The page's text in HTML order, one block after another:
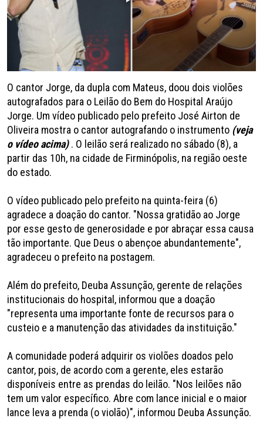
O cantor Jorge, da dupla com Mateus, doou dois violões
autografados para o Leilão do Bem do Hospital Araújo
Jorge. Um vídeo publicado pelo prefeito José Airton de
Oliveira mostra o cantor autografando o instrumento (veja
o vídeo acima). O leilão será realizado no sábado (8), a
partir das 10h, na cidade de Firminópolis, na região oeste
do estado.
O vídeo publicado pelo prefeito na quinta-feira (6)
agradece a doação do cantor. "Nossa gratidão ao Jorge
por esse gesto de generosidade e por abraçar essa causa
tão importante. Que Deus o abençoe abundantemente",
agradeceu o prefeito na postagem.
Além do prefeito, Deuba Assunção, gerente de relações
institucionais do hospital, informou que a doação
"representa uma importante fonte de recursos para o
custeio e a manutenção das atividades da instituição."
A comunidade poderá adquirir os violões doados pelo
cantor, pois, de acordo com a gerente, eles estarão
disponíveis entre as prendas do leilão. "Nos leilões não
tem um valor específico. Abre com lance inicial e o maior
lance leva a prenda (o violão)", informou Deuba Assunção.